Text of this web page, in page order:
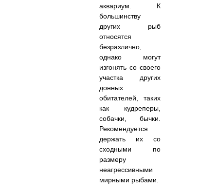
аквариум. К
большинству
других рыб
относятся
безразлично,
однако могут
изгонять со своего
участка других
донных
обитателей, таких
как кудреперы,
собачки, бычки.
Рекомендуется
держать их со
сходными по
размеру
неагрессивными
мирными рыбами.